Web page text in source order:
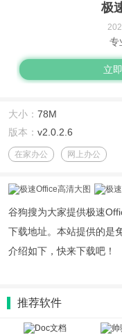
极
专
立
大小： 78M
版本： v2.0.2.6
在家办公 网上办公
谷狗搜为大家提供极速
下载地址。本站提供的是
介绍如下，快来下载吧！
极速Office是一款快捷办
迅速的帮助用户去生成自
直接去通过智能搜索的方
推荐软件